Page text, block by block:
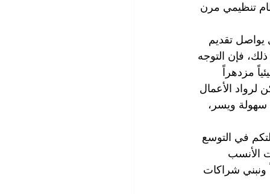
تنظيمي مرن
يواصل تقديم
فإن التوجه
مزدهراً
لرواد الأعمال
سهولة ويسر،
في التوسع
الأنسب
ونبني شراكات